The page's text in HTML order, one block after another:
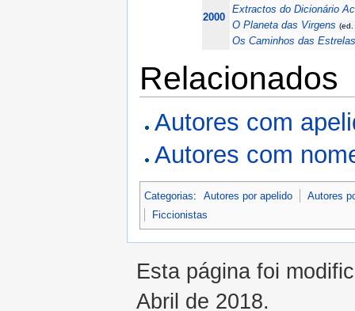
2000
Extractos do Dicionário
O Planeta das Virgens (ed.
Os Caminhos das Estrelas
Relacionados
Autores com
Autores com
Categorias: Autores por apelido
Autores
Ficcionistas
Esta página foi
Abril de 2018.